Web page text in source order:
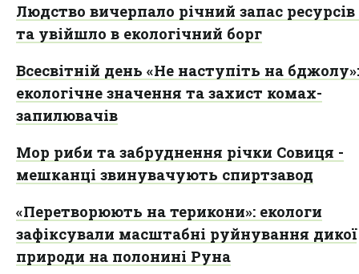
Людство вичерпало річний запас ресурсів
та увійшло в екологічний борг
Всесвітній день «Не наступіть на бджолу»:
екологічне значення та захист комах-
запилювачів
Мор риби та забруднення річки Совиця -
мешканці звинувачують спиртзавод
«Перетворюють на терикони»: екологи
зафіксували масштабні руйнування дикої
природи на полонині Руна